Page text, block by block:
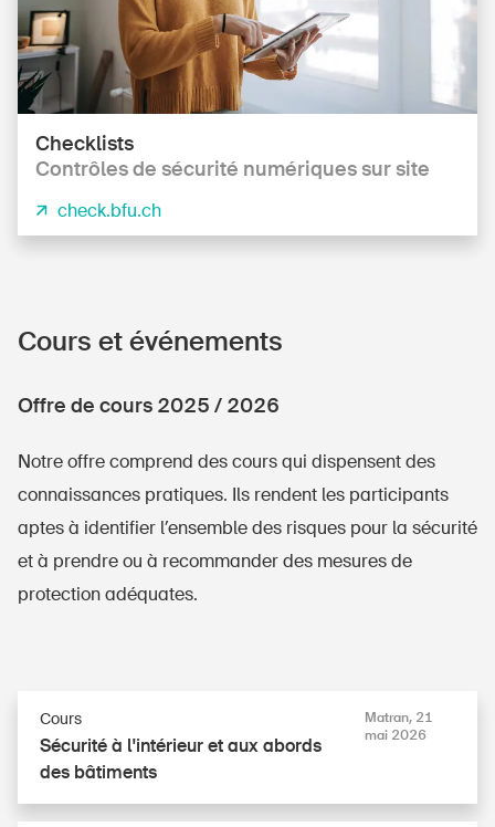
DE FR
Page d'accueil
Checklists
Contrôles de sécurité numériques sur site
check.bfu.ch
Cours et événements
Offre de cours 2025 / 2026
Notre offre comprend des cours qui dispensent des
connaissances pratiques. Ils rendent les participants
aptes à identifier l’ensemble des risques pour la sécurité
et à prendre ou à recommander des mesures de
protection adéquates.
Cours
Sécurité à l'intérieur et aux abords
des bâtiments
Matran, 21
mai 2026